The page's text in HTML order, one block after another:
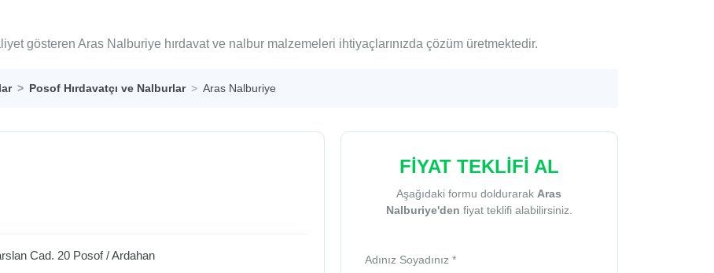
gösteren Aras Nalburiye hırdavat ve nalbur malzemeleri ihtiyaçlarınızda çözüm üretmektedir.
Posof Hırdavatçı ve Nalburlar Aras Nalburiye
Cad. 20 Posof/Ardahan
FİYAT TEKLİFİ AL
Aşağıdaki formu doldurarakAras
Nalburiye'den fiyat teklifi alabilirsiniz.
Adınız Soyadınız *